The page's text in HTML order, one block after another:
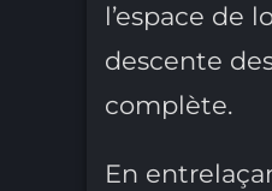
l’espace de
descente
complète.
En